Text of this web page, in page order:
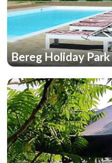
Bereg Holiday Park